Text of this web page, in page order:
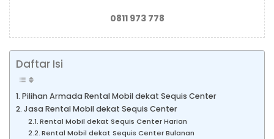
0811 973 778
Daftar Isi
Pilihan Armada Rental Mobil dekat Sequis Center
Jasa Rental Mobil dekat Sequis Center
Rental Mobil dekat Sequis Center Harian
Rental Mobil dekat Sequis Center Bulanan